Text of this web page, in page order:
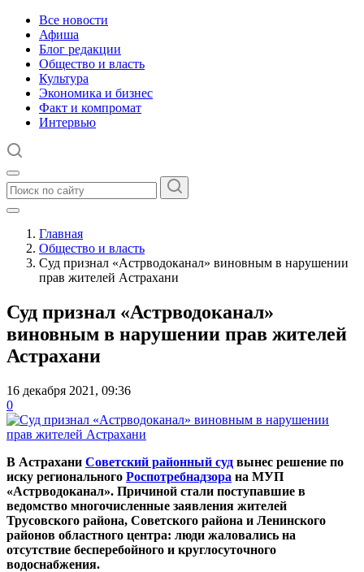
Все новости
Афиша
Блог редакции
Общество и власть
Культура
Экономика и бизнес
Факт и компромат
Интервью
Главная
Общество и власть
Суд признал «Астрводоканал» виновным в нарушении
прав жителей Астрахани
Суд признал «Астрводоканал»
виновным в нарушении прав жителей
Астрахани
16 декабря 2021, 09:36
0
В Астрахани Советский районный суд вынес решение по
иску регионального Роспотребнадзора на МУП
«Астрводоканал». Причиной стали поступавшие в
ведомство многочисленные заявления жителей
Трусовского района, Советского района и Ленинского
районов областного центра: люди жаловались на
отсутствие бесперебойного и круглосуточного
водоснабжения.